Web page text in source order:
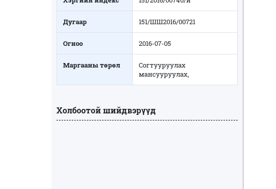
Дугаар 151/ШШ2016/00721
Огноо 2016-07-05
Маргааны төрөл
Согтууруулах
мансууруулах,
Холбоотой шийдвэрүүд